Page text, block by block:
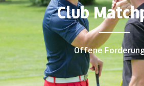
Club
Offene